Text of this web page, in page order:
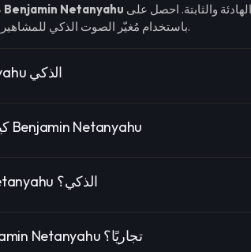
Benjamin Netanyahu
باستخدام مُغيّر الصوت الذكي للمشاهير.
ميزات صوت Benjamin Netanyahu الذكي
كيفية استخدام مولد الصوت الذكي Benjamin Netanyahu
ما مدى دقة صوت Benjamin Netanyahu الذكي؟
هل يمكنني استخدام صوت Benjamin Netanyahu تجاريًا؟